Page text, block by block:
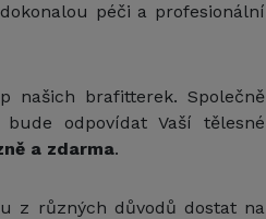
péči a profesionální
našich brafitterek. Společně
odpovídat Vaší tělesné
a zdarma.
z různých důvodů dostat na